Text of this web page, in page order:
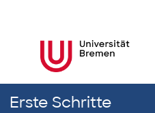
Erste Schritte